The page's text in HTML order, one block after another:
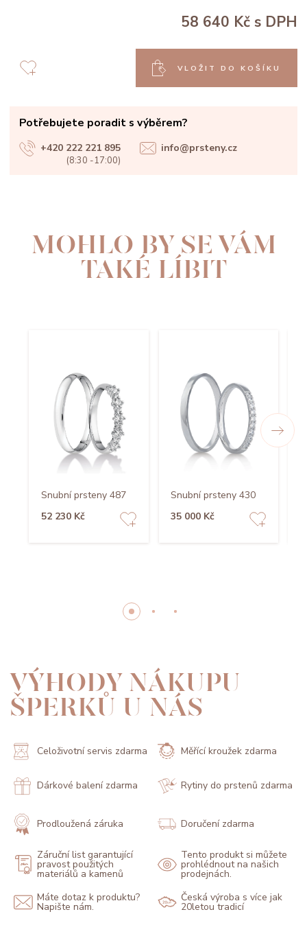
58 640 Kč s DPH
VLOŽIT DO KOŠÍKU
Potřebujete poradit s výběrem?
+420 222 221 895
(8:30 -17:00)
info@prsteny.cz
MOHLO BY SE VÁM
TAKÉ LÍBIT
Snubní prsteny 487
52 230 Kč
Snubní prsteny 430
35 000 Kč
VÝHODY NÁKUPU
ŠPERKŮ U NÁS
Celoživotní servis zdarma Měřící kroužek zdarma
Dárkové balení zdarma Rytiny do prstenů zdarma
Prodloužená záruka Doručení zdarma
Záruční list garantující
pravost použitých
materiálů a kamenů
Tento produkt si můžete
prohlédnout na našich
prodejnách.
Máte dotaz k produktu?
Napište nám.
Česká výroba s více jak
20letou tradicí